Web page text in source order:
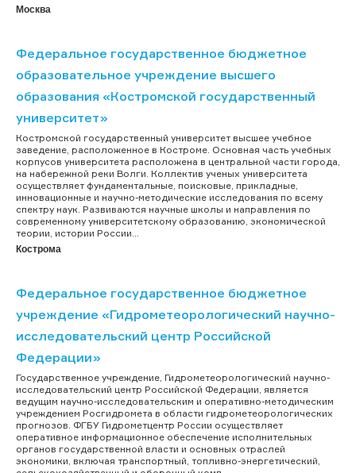
Москва
Федеральное государственное бюджетное
образовательное учреждение высшего
образования «Костромской государственный
университет»
Костромской государственный университет высшее учебное
заведение, расположенное в Костроме. Основная часть учебных
корпусов университета расположена в центральной части города,
на набережной реки Волги. Коллектив ученых университета
осуществляет фундаментальные, поисковые, прикладные,
инновационные и научно-методические исследования по всему
спектру наук. Развиваются научные школы и направления по
современному университетскому образованию, экономической
теории, истории России...
Кострома
Федеральное государственное бюджетное
учреждение «Гидрометеорологический научно-
исследовательский центр Российской
Федерации»
Государственное учреждение, Гидрометеорологический научно-
исследовательский центр Российской Федерации, является
ведущим научно-исследовательским и оперативно-методическим
учреждением Росгидромета в области гидрометеорологических
прогнозов. ФГБУ Гидрометцентр России осуществляет
оперативное информационное обеспечение исполнительных
органов государственной власти и основных отраслей
экономики, включая транспортный, топливно-энергетический,